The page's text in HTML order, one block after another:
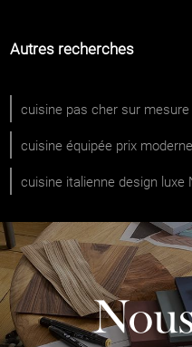
Autres recherches
cuisine pas cher sur
cuisine équipée prix
cuisine italienne design luxe